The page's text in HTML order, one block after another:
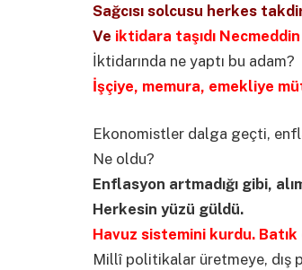
Sağcısı solcusu herkes
Ve iktidara taşıdı
İktidarında ne yaptı bu adam?
İşçiye, memura, emekliye
Ekonomistler dalga geçti,
Ne oldu?
Enflasyon artmadığı gibi,
Herkesin yüzü güldü.
Havuz sistemini kurdu.
Millî politikalar üretmeye, dış